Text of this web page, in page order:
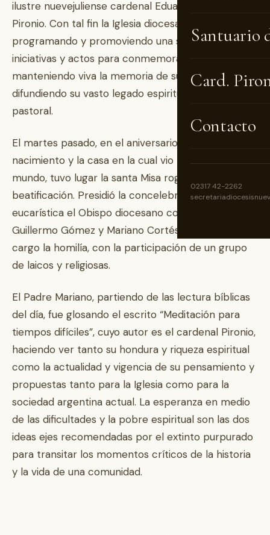
Santuario
Card.
Contacto
02317 42-2262
ilustre nuevejuliense cardenal Eduardo Francisco
Pironio. Con tal fin la Iglesia diocesana está
programando y promoviendo una serie de
iniciativas y actos para conmemorar la fecha,
manteniendo viva la memoria de su figura y
difundiendo su vasto legado espiritual, eclesial y
pastoral.
El martes pasado, en el aniversario de su
nacimiento y la casa en la cual vio la luz de este
mundo, tuvo lugar la santa Misa rogando por su
beatificación. Presidió la concelebración
eucarística el Obispo diocesano con los sacerdotes
Guillermo Gómez y Mariano Cortés, quien tuvo a su
cargo la homilía, con la participación de un grupo
de laicos y religiosas.
El Padre Mariano, partiendo de las lectura bíblicas
del día, fue glosando el escrito “Meditación para
tiempos difíciles”, cuyo autor es el cardenal Pironio,
haciendo ver tanto su hondura y riqueza espiritual
como la actualidad y vigencia de su pensamiento y
propuestas tanto para la Iglesia como para la
sociedad argentina actual. La esperanza en medio
de las dificultades y la pobre espiritual son las dos
ideas ejes recomendadas por el extinto purpurado
para transitar los momentos críticos de la historia
y la vida de una comunidad.